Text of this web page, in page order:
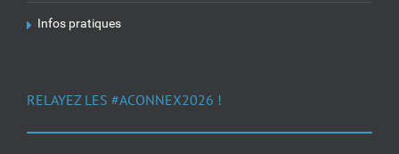
Infos pratiques
RELAYEZ LES #ACONNEX2026 !